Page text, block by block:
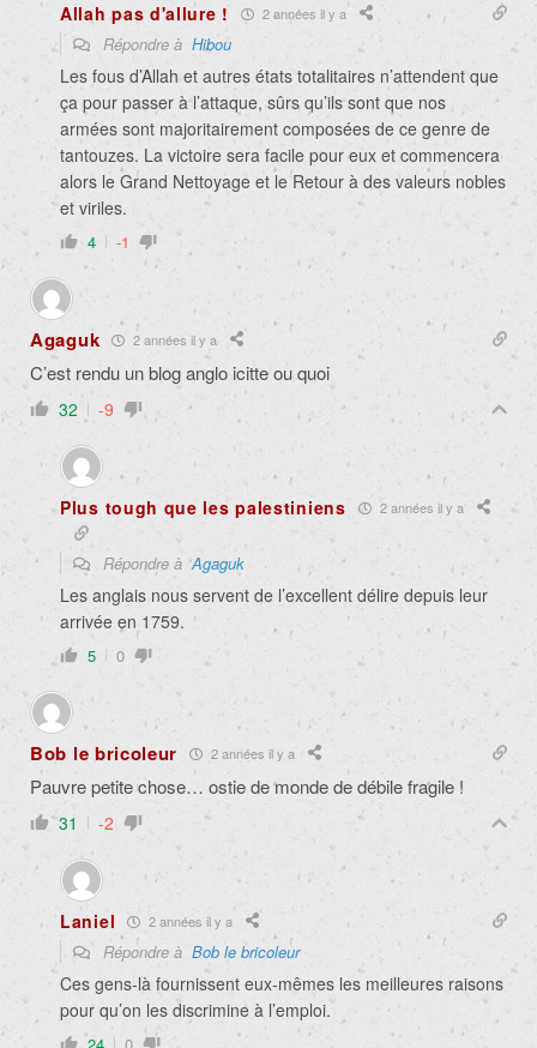
Allah pas d'allure ! 2 années il y a
Répondre à Hibou
Les fous d’Allah et autres états totalitaires n’attendent que
ça pour passer à l’attaque, sûrs qu’ils sont que nos
armées sont majoritairement composées de ce genre de
tantouzes. La victoire sera facile pour eux et commencera
alors le Grand Nettoyage et le Retour à des valeurs nobles
et viriles.
4 -1
Agaguk 2 années il y a
C’est rendu un blog anglo icitte ou quoi
32 -9
Plus tough que les palestiniens 2 années il y a
Répondre àAgaguk
Les anglais nous servent de l’excellent délire depuis leur
arrivée en 1759.
5 0
Bob le bricoleur 2 années il y a
Pauvre petite chose… ostie de monde de débile fragile !
31 -2
Laniel 2 années il y a
Répondre à Bob le bricoleur
Ces gens-là fournissent eux-mêmes les meilleures raisons
pour qu’on les discrimine à l’emploi.